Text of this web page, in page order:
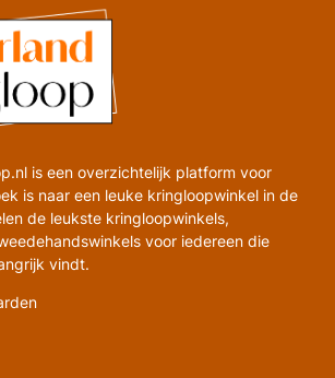
is een overzichtelijk platform voor
is naar een leuke kringloopwinkel in de
de leukste kringloopwinkels,
voor iedereen die
vindt.